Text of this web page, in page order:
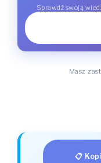
Sprawdź swoją
Masz
📋